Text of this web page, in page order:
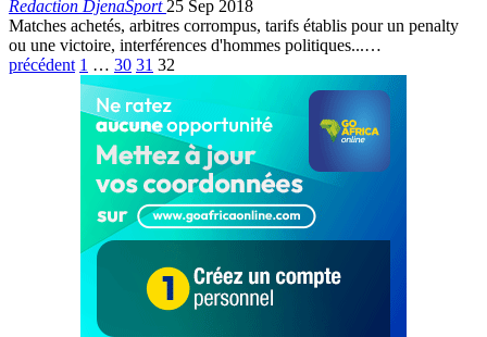
Redaction DjenaSport 25 Sep 2018
Matches achetés, arbitres corrompus, tarifs établis pour un penalty
ou une victoire, interférences d'hommes politiques...…
précédent 1 … 30 31 32